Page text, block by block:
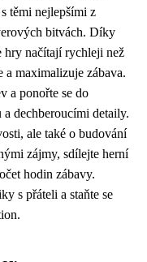
těmi nejlepšími z
bitvách. Díky
hry načítají rychleji než
maximalizuje zábava.
a ponořte se do
dechberoucími detaily.
ale také o budování
zájmy, sdílejte herní
hodin zábavy.
s přáteli a staňte se